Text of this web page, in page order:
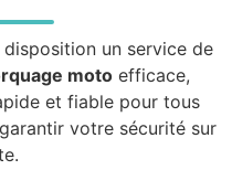
un service de
motoefficace,
et fiable pour tous
votre sécurité sur